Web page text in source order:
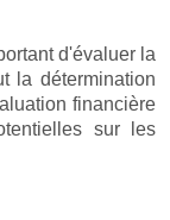
d'évaluer la
la détermination
financière
sur les